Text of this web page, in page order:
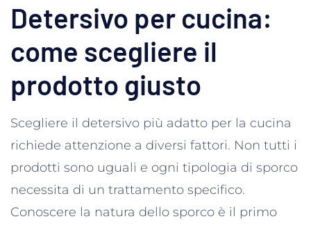
Detersivo per cucina:
come scegliere il
prodotto giusto
Scegliere il detersivo più adatto per la cucina
richiede attenzione a diversi fattori. Non tutti i
prodotti sono uguali e ogni tipologia di sporco
necessita di un trattamento specifico.
Conoscere la natura dello sporco è il primo